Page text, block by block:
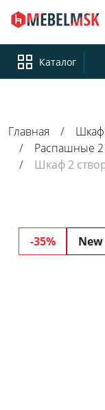
Каталог
Главная
Распашные
Шкаф 2
-35% New